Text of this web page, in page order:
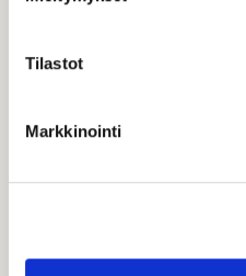
Tilastot
Markkinointi